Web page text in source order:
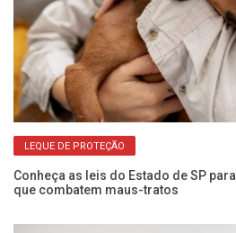
LEQUE DE PROTEÇÃO
Conheça as leis do Estado de SP
que combatem maus-tratos